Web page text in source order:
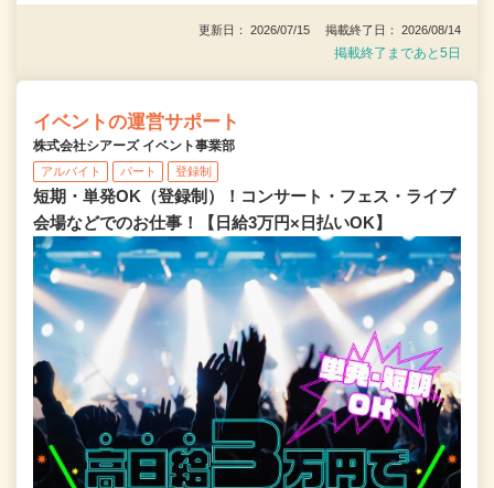
更新日： 2026/07/15 掲載終了日： 2026/08/14
掲載終了まであと5日
イベントの運営サポート
株式会社シアーズ イベント事業部
アルバイト パート 登録制
短期・単発OK（登録制）！コンサート・フェス・ライブ
会場などでのお仕事！【日給3万円×日払いOK】